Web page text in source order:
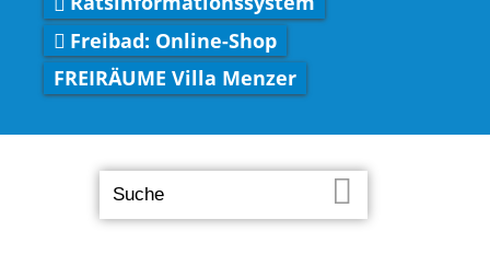
Freibad: Online-Shop
FREIRÄUME Villa Menzer